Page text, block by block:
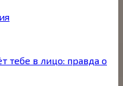
тебе в лицо: правда о